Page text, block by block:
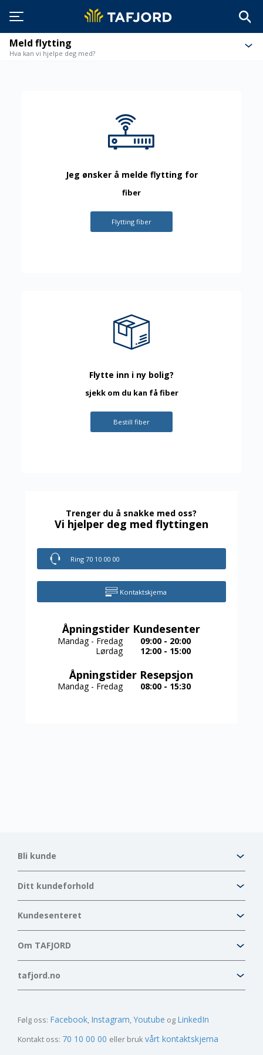
Meld flytting
Hva kan vi hjelpe deg med?
Jeg ønsker å melde flytting for
fiber
Flytting fiber
Flytte inn i ny bolig?
sjekk om du kan få fiber
Bestill fiber
Trenger du å snakke med oss?
Vi hjelper deg med flyttingen
Ring 70 10 00 00
Kontaktskjema
Åpningstider Kundesenter
Mandag - Fredag
09:00 - 20:00
Lørdag
12:00 - 15:00
Åpningstider Resepsjon
Mandag - Fredag 08:00 - 15:30
Bli kunde
Ditt kundeforhold
Kundesenteret
Om TAFJORD
tafjord.no
Følg oss: Facebook Instagram Youtube LinkedIn
Kontakt oss: 70 10 00 00 eller bruk vårt kontaktskjema